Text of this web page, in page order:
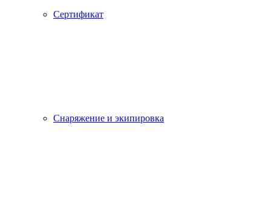
Сертификат
Снаряжение и экипировка